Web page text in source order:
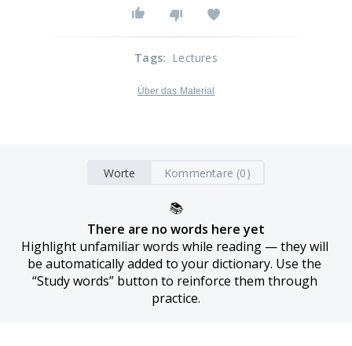
Tags: Lectures
Über das Material
Worte Kommentare (0)
📚
There are no words here yet
Highlight unfamiliar words while reading — they will
be automatically added to your dictionary. Use the
“Study words” button to reinforce them through
practice.